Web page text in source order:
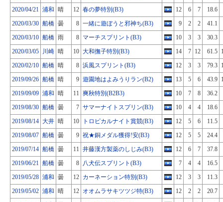
2020/04/21 浦和 晴 12 春の夢特別(B3) 12 6 7
18.6
2020/03/30 船橋 曇 8 一緒に遊ぼうと邪神ち(B3) 9 2 2
41.1
2020/03/10 船橋 雨 8 マーチスプリント(B3) 10 3 3
30.3
2020/03/05
川崎 晴 10 大和撫子特別(B3) 14 7 12 61.5
2020/02/10 船橋 晴 8 浜風スプリント(B3) 12 3 3 79.3
2019/09/26 船橋 晴 9 遊園地はよみうりラン(B2) 13 5 6 43.9
2019/09/09 浦和 晴 11 爽秋特別(B2B3) 10 7 8
36.2
2019/08/30 船橋 曇 7 サマーナイトスプリン(B3) 10 4 4
18.6
2019/08/14 大井 晴 10 トロピカルナイト賞競(B3) 12 5 6
11.5
2019/08/07 船橋 曇 9 祝★銅メダル獲得!安(B3) 12 5 5
24.4
2019/07/14 船橋 曇 11 井藤漢方製薬のしじみ(B3) 12 6 7
37.8
2019/06/21 船橋 曇 8 八犬伝スプリント(B3) 7 4 4
16.5
2019/05/28 浦和 曇 12 カーネーション特別(B3) 12 3 3
11.3
2019/05/02 浦和 晴 12 オオムラサキツツジ特(B3) 12 2 2
20.7